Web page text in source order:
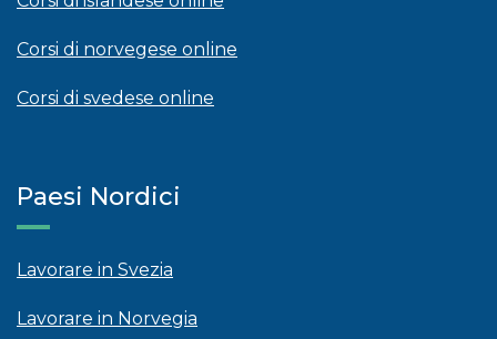
Corsi di norvegese online
Corsi di svedese online
Paesi Nordici
Lavorare in Svezia
Lavorare in Norvegia